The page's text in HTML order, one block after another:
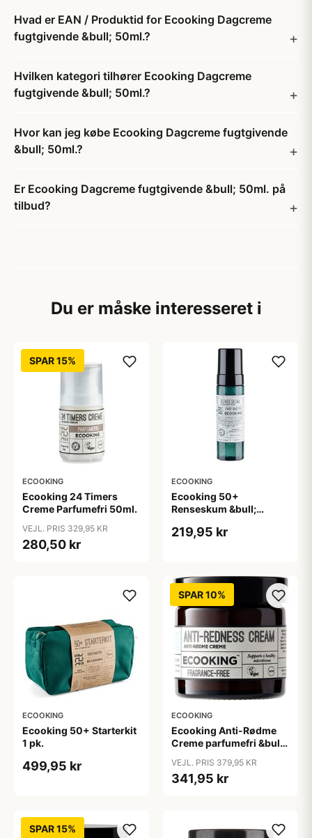
Hvad er EAN / Produktid for Ecooking Dagcreme
fugtgivende &bull; 50ml.?
Hvilken kategori tilhører Ecooking Dagcreme
fugtgivende &bull; 50ml.?
Hvor kan jeg købe Ecooking Dagcreme fugtgivende
&bull; 50ml.?
Er Ecooking Dagcreme fugtgivende &bull; 50ml. på
tilbud?
Du er måske interesseret i
SPAR 15%
ECOOKING
Ecooking 24 Timers
Creme Parfumefri 50ml.
VEJL. PRIS 329,95 KR
280,50 kr
ECOOKING
Ecooking 50+
Renseskum &bull;
219,95 kr
ECOOKING
Ecooking 50+ Starterkit
1 pk.
499,95 kr
SPAR 10%
ECOOKING
Ecooking Anti-Rødme
Creme parfumefri &bull;
VEJL. PRIS 379,95 KR
341,95 kr
SPAR 15%